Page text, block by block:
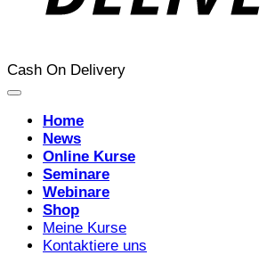
Cash On Delivery
Home
News
Online Kurse
Seminare
Webinare
Shop
Meine Kurse
Kontaktiere uns